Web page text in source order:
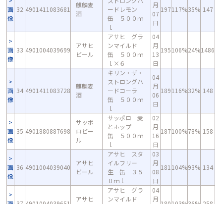
画
像
32 4901411083681
麒麟麦
酒
ードレモン
缶 ５００ｍ
ｌ
月
07
日
197117%35% 147
画
像
33 4901004039699
アサヒ
ビール
アサヒ グラ
ンマイルド
缶 ５００ｍ
ｌ×６
04
月
13
日
195106%24%1486
画
像
34 4901411083728
麒麟麦
酒
キリン・ザ・
ストロングハ
ードコーラ
缶 ５００ｍ
ｌ
04
月
06
日
189116%32% 148
画
像
35 4901880887698
サッポ
ロビー
ル
サッポロ 麦
とホップ
缶 ５００ｍ
ｌ
02
月
16
日
187100%78% 158
画
像
36 4901004039040
アサヒ
ビール
アサヒ スタ
イルフリー
生 缶 ３５
０ｍｌ
03
月
08
日
181 104%93% 134
アサヒ
アサヒ グラ
ンマイルド
04
月